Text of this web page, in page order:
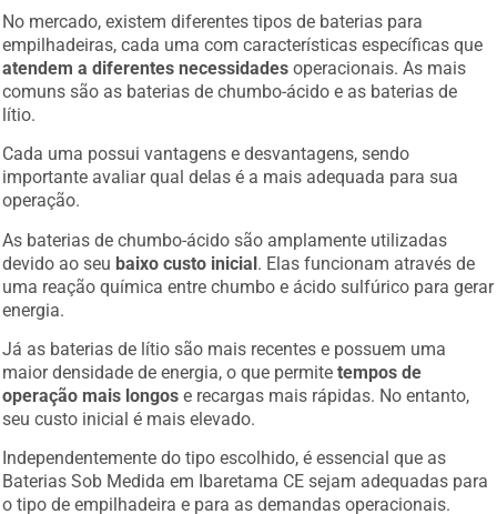
No mercado, existem diferentes tipos de baterias para
empilhadeiras, cada uma com características específicas que
atendem a diferentes necessidades operacionais. As mais
comuns são as baterias de chumbo-ácido e as baterias de
lítio.
Cada uma possui vantagens e desvantagens, sendo
importante avaliar qual delas é a mais adequada para sua
operação.
As baterias de chumbo-ácido são amplamente utilizadas
devido ao seu baixo custo inicial . Elas funcionam através de
uma reação química entre chumbo e ácido sulfúrico para gerar
energia.
Já as baterias de lítio são mais recentes e possuem uma
maior densidade de energia, o que permitetempos de
operação mais longos e recargas mais rápidas. No entanto,
seu custo inicial é mais elevado.
Independentemente do tipo escolhido, é essencial que as
Baterias Sob Medida em Ibaretama CE sejam adequadas para
o tipo de empilhadeira e para as demandas operacionais.